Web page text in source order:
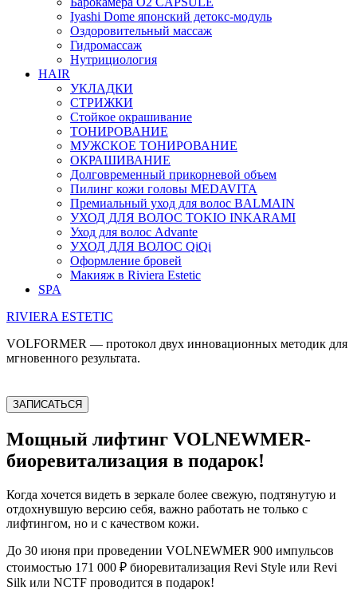
Iyashi Dome японский детокс-модуль
Оздоровительный массаж
Гидромассаж
Нутрициология
HAIR
УКЛАДКИ
СТРИЖКИ
Стойкое окрашивание
ТОНИРОВАНИЕ
МУЖСКОЕ ТОНИРОВАНИЕ
ОКРАШИВАНИЕ
Долговременный прикорневой объем
Пилинг кожи головы MEDAVITA
Премиальный уход для волос BALMAIN
УХОД ДЛЯ ВОЛОС TOKIO INKARAMI
Уход для волос Advante
УХОД ДЛЯ ВОЛОС QiQi
Оформление бровей
Макияж в Riviera Estetic
SPA
RIVIERA ESTETIC
VOLFORMER — протокол двух инновационных методик для
мгновенного результата.
ЗАПИСАТЬСЯ
Мощный лифтинг VOLNEWMER-
биоревитализация в подарок!
Когда хочется видеть в зеркале более свежую, подтянутую и
отдохнувшую версию себя, важно работать не только с
лифтингом, но и с качеством кожи.
До 30 июня при проведении VOLNEWMER 900 импульсов
стоимостью 171 000 ₽ биоревитализация Revi Style или Revi
Silk или NCTF проводится в подарок!